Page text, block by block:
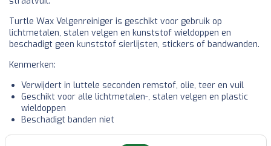
Turtle Wax Velgenreiniger is geschikt voor gebruik op
lichtmetalen, stalen velgen en kunststof wieldoppen en
beschadigt geen kunststof sierlijsten, stickers of bandwanden.
Kenmerken:
Verwijdert in luttele seconden remstof, olie, teer en vuil
Geschikt voor alle lichtmetalen-, stalen velgen en plastic
wieldoppen
Beschadigt banden niet